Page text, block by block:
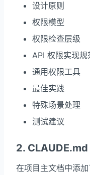
设计原则
权限模型
权限检查层级
API 权限实现规
通用权限工具
最佳实践
特殊场景处理
测试建议
2. CLAUDE.md
在项目主文档中添